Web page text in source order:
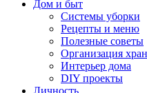
Дом и быт
Системы уборки
Рецепты и меню
Полезные советы
Организация
Интерьер дома
DIY проекты
Личность